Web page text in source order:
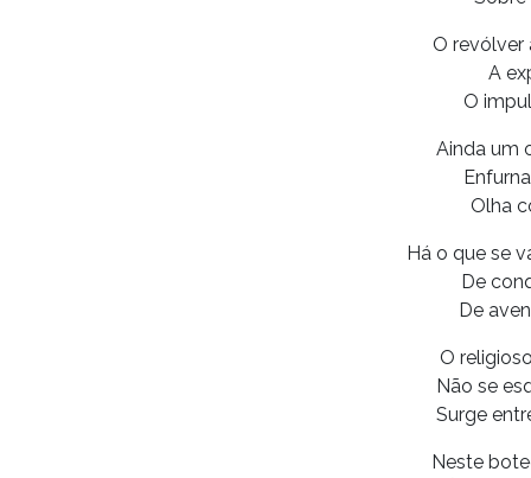
O revólver
A
O
Ainda um
Olha
Há o que se
De
De
O
Não se
Surge
Neste